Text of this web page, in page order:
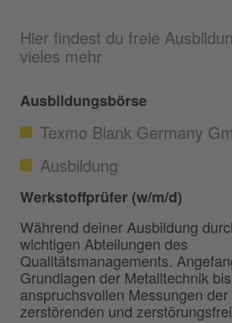
Hier findest du freie
vieles mehr
Ausbildungsbörse
Texmo Blank Germany
Ausbildung
Werkstoffprüfer (w/m/d)
Während deiner Ausbildung
wichtigen Abteilungen des
Qualitätsmanagements.
Grundlagen der Metalltechnik
anspruchsvollen Messungen
zerstörenden und